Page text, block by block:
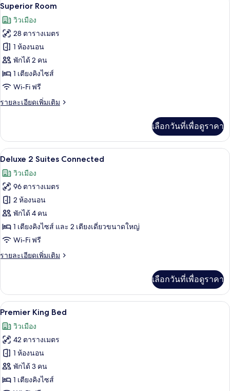
Family
Suite
ภาพถ่าย
ทั้งหมด
ของ
Superior
Room
6
Superior Room
วิวเมือง
28 ตารางเมตร
1 ห้องนอน
พักได้ 2 คน
1 เตียงคิงไซส์
Wi-Fi ฟรี
รายละเอียดเพิ่มเติม
ราย
เกี่ยว
กับ
Superior
เลือกวันที่เพื่อดูราคา
เปิด
ภาพถ่าย
ทั้งหมด
ของ
Deluxe
2
Suites
Connected
เครื่องนอนระดับพรีเมียม, มินิบาร์, ตู้นิ
9
Deluxe 2 Suites Connected
วิวเมือง
96 ตารางเมตร
2 ห้องนอน
พักได้ 4 คน
1 เตียงคิงไซส์ และ 2 เตียงเดี่ยวขนาดใหญ่
Wi-Fi ฟรี
รายละเอียดเพิ่มเติม
ราย
เกี่ยว
กับ
Deluxe
Suites
Connected
เลือกวันที่เพื่อดูราคา
เปิด
ภาพถ่าย
ทั้งหมด
ของ
Premier
King
เครื่องนอนระดับพรีเมียม, มินิบาร์, ตู้นิ
12
Premier King Bed
วิวเมือง
42 ตารางเมตร
1 ห้องนอน
พักได้ 3 คน
1 เตียงคิงไซส์